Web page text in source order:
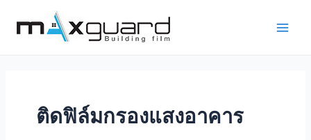
content
ติดฟิล์มกรองแสงอาคาร